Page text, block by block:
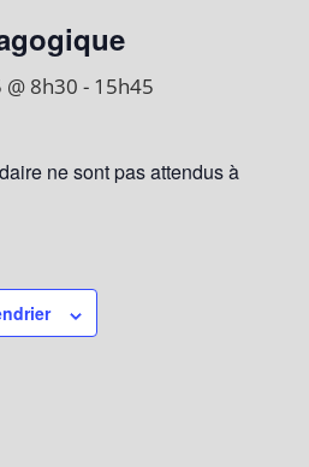
8h30 - 15h45
ne sont pas attendus à